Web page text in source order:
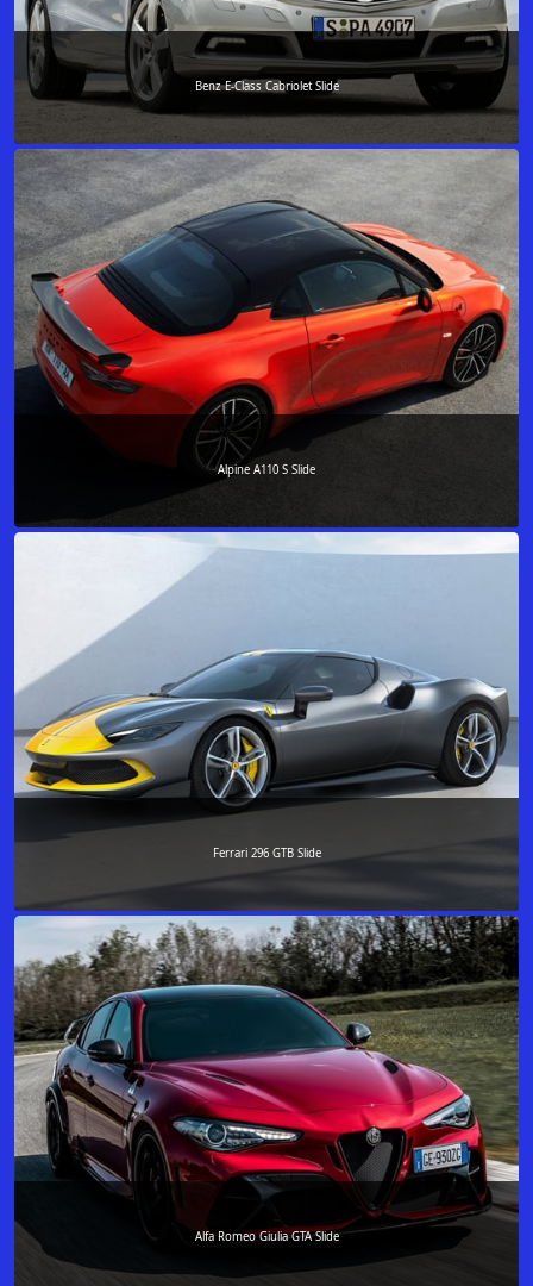
Benz E-Class Cabriolet Slide
Alpine A110 S Slide
Ferrari 296 GTB Slide
Alfa Romeo Giulia GTA Slide